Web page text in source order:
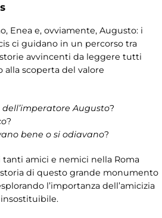
Enea e, ovviamente, Augusto: i
ci guidano in un percorso tra
avvincenti da leggere tutti
alla scoperta del valore
Augusto?
?
bene o si odiavano?
tanti amici e nemici nella Roma
di questo grande monumento
l’importanza dell’amicizia